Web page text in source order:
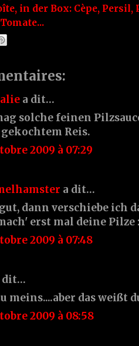
in der Box: Cèpe, Persil,
Tomate...
a dit…
solche feinen
gekochtem Reis.
2009 à 07:29
a dit…
dann verschiebe ich
erst mal deine Pilze
2009 à 07:48
dit…
meins....aber das weißt
2009 à 08:58